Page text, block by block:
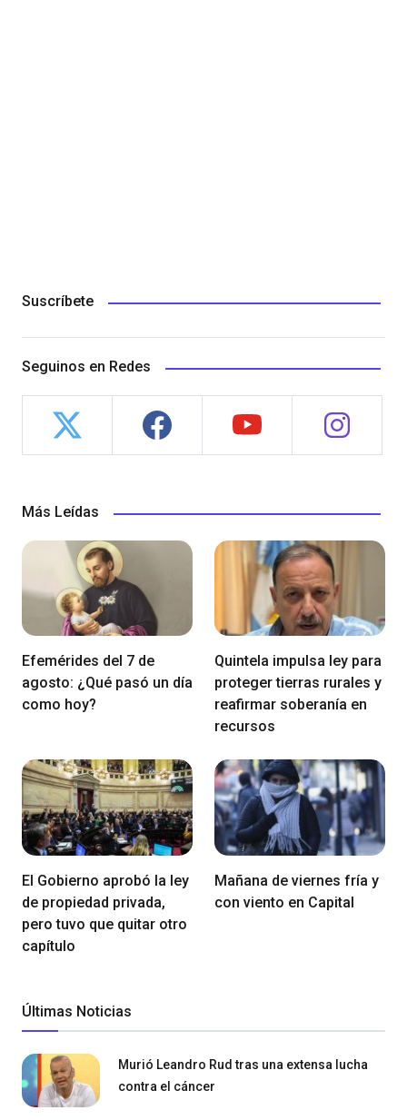
Suscríbete
Seguinos en Redes
Más Leídas
Efemérides del 7 de
agosto: ¿Qué pasó un día
como hoy?
Quintela impulsa ley para
proteger tierras rurales y
reafirmar soberanía en
recursos
El Gobierno aprobó la ley
de propiedad privada,
pero tuvo que quitar otro
capítulo
Mañana de viernes fría y
con viento en Capital
Últimas Noticias
Murió Leandro Rud tras una extensa lucha
contra el cáncer